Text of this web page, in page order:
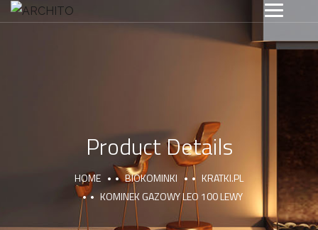
Product Details
HOME BIOKOMINKI
KRATKI.PL
KOMINEK GAZOWY LEO 100 LEWY